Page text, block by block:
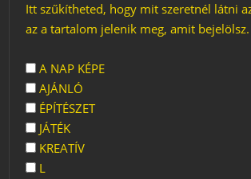
Itt szűkítheted, hogy mit szeretnél látni
az a tartalom jelenik meg, amit bejelölsz.
A NAP KÉPE
AJÁNLÓ
ÉPÍTÉSZET
JÁTÉK
KREATÍV
L